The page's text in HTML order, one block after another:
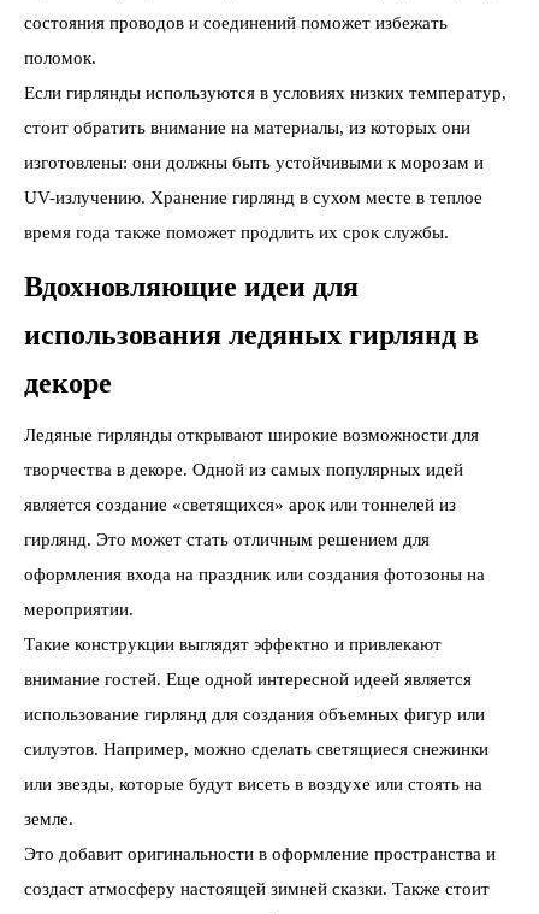
состояния проводов и соединений поможет избежать
поломок.
Если гирлянды используются в условиях низких температур,
стоит обратить внимание на материалы, из которых они
изготовлены: они должны быть устойчивыми к морозам и
UV-излучению. Хранение гирлянд в сухом месте в теплое
время года также поможет продлить их срок службы.
Вдохновляющие идеи для
использования ледяных гирлянд в
декоре
Ледяные гирлянды открывают широкие возможности для
творчества в декоре. Одной из самых популярных идей
является создание «светящихся» арок или тоннелей из
гирлянд. Это может стать отличным решением для
оформления входа на праздник или создания фотозоны на
мероприятии.
Такие конструкции выглядят эффектно и привлекают
внимание гостей. Еще одной интересной идеей является
использование гирлянд для создания объемных фигур или
силуэтов. Например, можно сделать светящиеся снежинки
или звезды, которые будут висеть в воздухе или стоять на
земле.
Это добавит оригинальности в оформление пространства и
создаст атмосферу настоящей зимней сказки. Также стоит